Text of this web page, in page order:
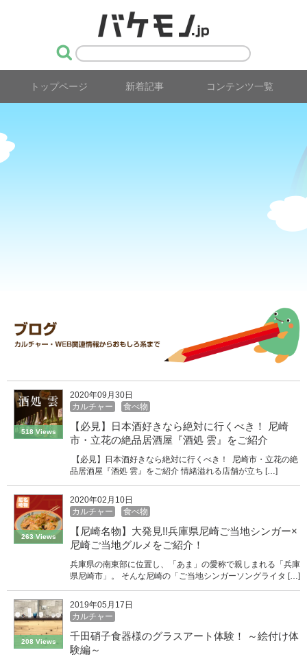
トップページ 新着記事 コンテンツ一覧
518 Views
2020年09月30日
カルチャー
食べ物
【必見】日本酒好きなら絶対に行くべき！ 尼崎
市・立花の絶品居酒屋『酒処 雲』をご紹介
【必見】日本酒好きなら絶対に行くべき！ 尼崎市・立花の絶
品居酒屋『酒処 雲』をご紹介 情緒溢れる店舗が立ち […]
263 Views
2020年02月10日
カルチャー
食べ物
【尼崎名物】大発見!!兵庫県尼崎ご当地シンガー×
尼崎ご当地グルメをご紹介！
兵庫県の南東部に位置し、「あま」の愛称で親しまれる「兵庫
県尼崎市」。 そんな尼崎の「ご当地シンガーソングライタ […]
208 Views
2019年05月17日
カルチャー
千田硝子食器様のグラスアート体験！ ～絵付け体
験編～